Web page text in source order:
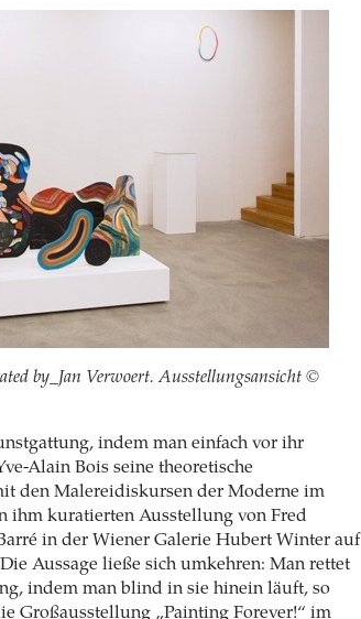
by_Jan Verwoert. Ausstellungsansicht ©
indem man einfach vor ihr
Alain Bois seine theoretische
den Malereidiskursen der Moderne im
ihm kuratierten Ausstellung von Fred
in der Wiener Galerie Hubert Winter auf
Aussage ließe sich umkehren: Man rettet
indem man blind in sie hinein läuft, so
Großausstellung „Painting Forever!“ im